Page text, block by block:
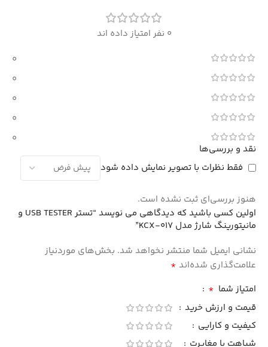
0 نفر امتیاز داده اند
0
0
0
0
0
نقد و بررسی‌ها
فقط نظرات با تصویر نمایش داده شود
هنوز بررسی‌ای ثبت نشده است.
اولین کسی باشید که دیدگاهی می نویسد “تستر USB TESTER و
مانیتورینگ شارژ مدل KCX-017”
نشانی ایمیل شما منتشر نخواهد شد. بخش‌های موردنیاز
علامت‌گذاری شده‌اند *
امتیاز شما *
قیمت و ارزش خرید
کیفیت و کارایی
شباهت یا مغایرت